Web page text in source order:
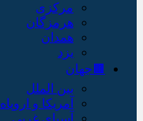
مرکزی
هرمزگان
همدان
یزد
🟫جهان
بین الملل
آمریکا و اروپاه
آسیای غربی